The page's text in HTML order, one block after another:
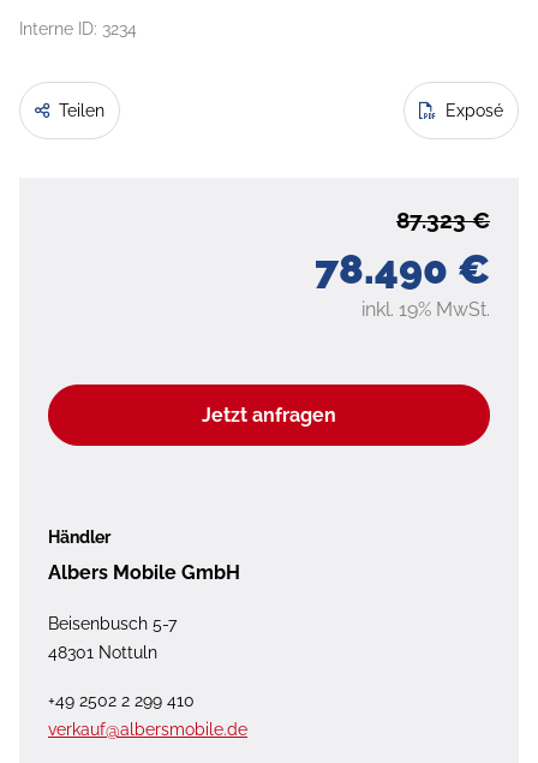
Interne ID: 3234
Teilen Exposé
78.490 €
87.323 €
inkl. 19% MwSt.
Jetzt anfragen
Händler
Albers Mobile GmbH
Beisenbusch 5-7
48301 Nottuln
+49 2502 2 299 410
verkauf@albersmobile.de